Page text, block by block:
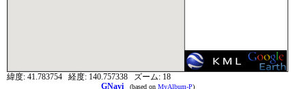
緯度: 41.783754 経度: 140.757338 ズーム: 18
GNavi
(based on MyAlbum-P)